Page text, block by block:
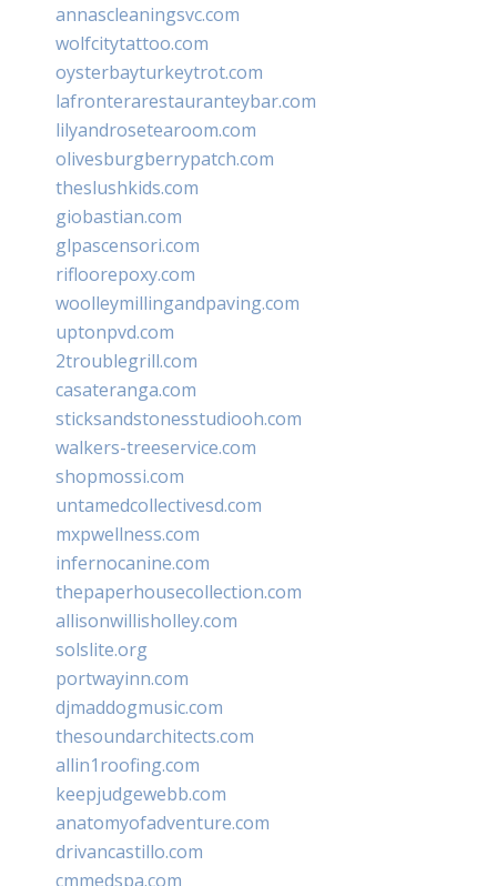
annascleaningsvc.com
wolfcitytattoo.com
oysterbayturkeytrot.com
lafronterarestauranteybar.com
lilyandrosetearoom.com
olivesburgberrypatch.com
theslushkids.com
giobastian.com
glpascensori.com
rifloorepoxy.com
woolleymillingandpaving.com
uptonpvd.com
2troublegrill.com
casateranga.com
sticksandstonesstudiooh.com
walkers-treeservice.com
shopmossi.com
untamedcollectivesd.com
mxpwellness.com
infernocanine.com
thepaperhousecollection.com
allisonwillisholley.com
solslite.org
portwayinn.com
djmaddogmusic.com
thesoundarchitects.com
allin1roofing.com
keepjudgewebb.com
anatomyofadventure.com
drivancastillo.com
cmmedspa.com